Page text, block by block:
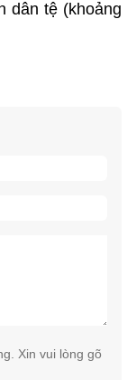
dân tệ (khoảng
Xin vui lòng gõ